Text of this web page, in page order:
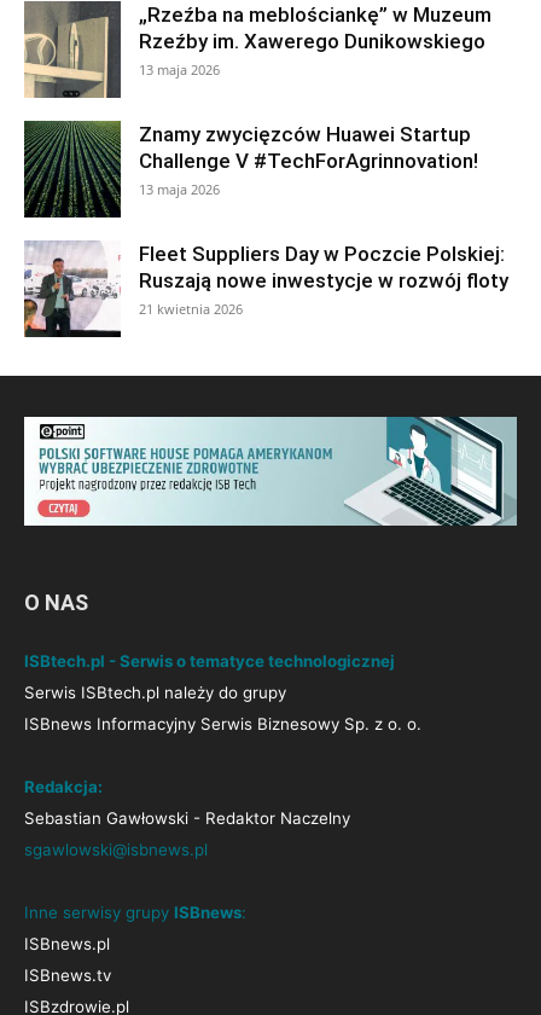
„Rzeźba na meblościankę” w Muzeum
Rzeźby im. Xawerego Dunikowskiego
13 maja 2026
Znamy zwycięzców Huawei Startup
Challenge V #TechForAgrinnovation!
13 maja 2026
Fleet Suppliers Day w Poczcie Polskiej:
Ruszają nowe inwestycje w rozwój floty
21 kwietnia 2026
O NAS
ISBtech.pl - Serwis o tematyce technologicznej
Serwis ISBtech.pl należy do grupy
ISBnews Informacyjny Serwis Biznesowy Sp. z o. o.
Redakcja:
Sebastian Gawłowski - Redaktor Naczelny
sgawlowski@isbnews.pl
Inne serwisy grupy ISBnews:
ISBnews.pl
ISBnews.tv
ISBzdrowie.pl